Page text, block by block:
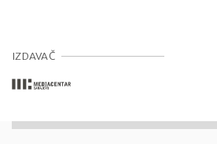
IZDAVAČ